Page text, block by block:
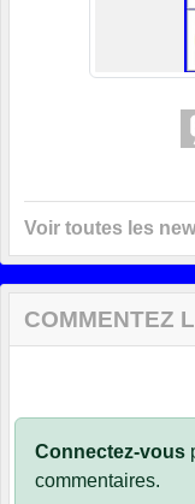
Voir toutes les
COMMENTEZ
Connectez-vous
commentaires.